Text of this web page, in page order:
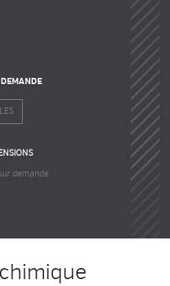
demande